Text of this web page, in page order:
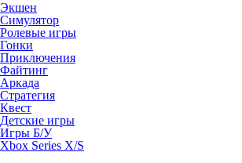
Экшен
Симулятор
Ролевые игры
Гонки
Приключения
Файтинг
Аркада
Стратегия
Квест
Детские игры
Игры Б/У
Xbox Series X/S